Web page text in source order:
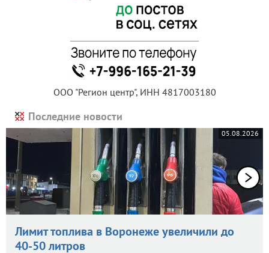
ООО "Регион центр", ИНН 4817003180
Последние новости
05.08.2026
Лимит топлива в Воронеже увеличили до
40-50 литров